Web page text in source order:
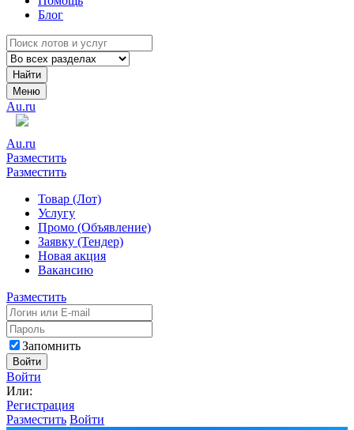
Блог
Найти
Меню
Au.ru
Au.ru
Разместить
Разместить
Товар (Лот)
Услугу
Промо (Объявление)
Заявку (Тендер)
Новая акция
Вакансию
Разместить
Запомнить
Войти
Войти
Или:
Регистрация
Разместить Войти